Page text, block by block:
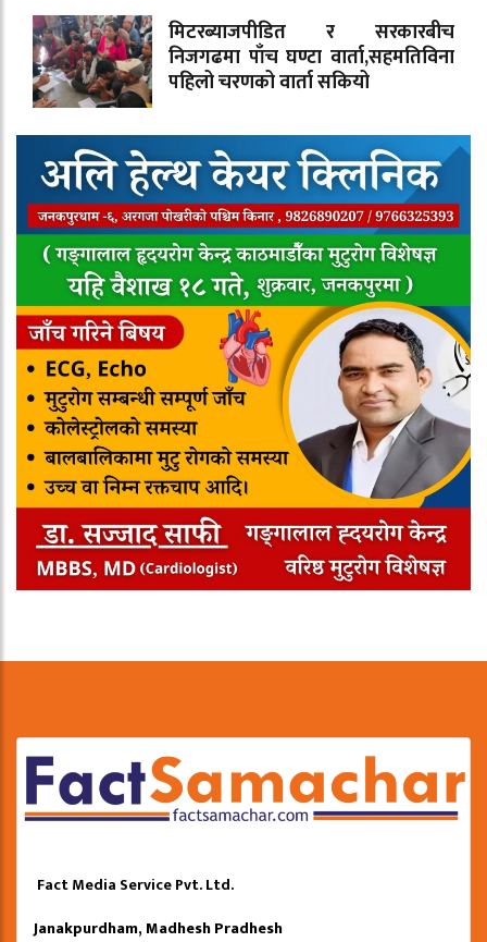
मिटरब्याजपीडित र सरकारबीच
निजगढमा पाँच घण्टा वार्ता,सहमतिविना
पहिलो चरणको वार्ता सकियो
Fact Media Service Pvt. Ltd.
Janakpurdham, Madhesh Pradhesh